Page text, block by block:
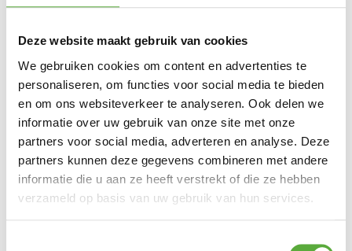
Deze website maakt gebruik van cookies
We gebruiken cookies om content en advertenties te
personaliseren, om functies voor social media te bieden
en om ons websiteverkeer te analyseren. Ook delen we
informatie over uw gebruik van onze site met onze
partners voor social media, adverteren en analyse. Deze
partners kunnen deze gegevens combineren met andere
informatie die u aan ze heeft verstrekt of die ze hebben
verzameld op basis van uw gebruik van hun services.
Achteraf betalen mogelijk
Kopersbescherming met Trusted Shops
SanitairMerk:123 Products
Gratis verzending vanaf €250,-*
Achteraf betalen mogelijk
Kopersbescherming met Trusted Shops